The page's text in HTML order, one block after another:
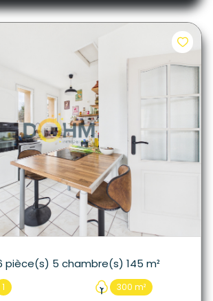
Maison 6 pièce(s) 5 chambre(s) 145 m²
1 300 m²